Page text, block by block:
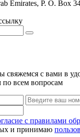
Emirates, P. O. Box
свяжемся с вами в
по всем вопросам
с правилами
и принимаю